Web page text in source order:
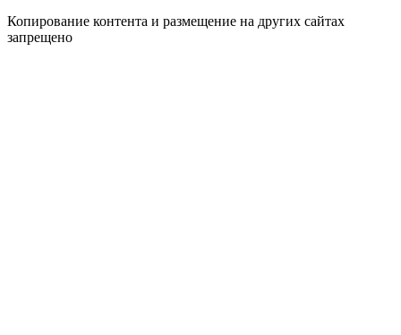
Копирование контента и размещение на других сайтах
запрещено